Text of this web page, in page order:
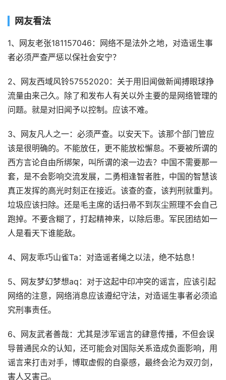
网友看法
1、网友老张181157046：网络不是法外之地，对造谣生事
者必须严查严惩以保社会安宁？
2、网友西域风铃57552020：关于用旧闻做新闻搏眼球挣
流量由来己久。除了和发布人有关以外主要的是网络管理的
问题。就是对旧闻予以控制。应该不难。
3、网友凡人之一：必须严查。以安天下。该那个部门管应
该是很明确的。不能放仼，更不能放松懈怠。不要被所谓的
西方言论自由所绑架，叫所谓的滚一边去？中国不需要那一
套，是不会影响交流发展，二勇相逢智者胜，中国的智慧该
真正发挥的高光时刻正在接近。该查的查，该判刑就重判。
垃圾应该扫除。还是毛主席的话扫帚不到灰尘照理不会自己
跑掉。不要含糊了，打起精神来，以除后患。军民团结如一
人是看天下谁能敌。
4、网友乖巧山雀Ta：对造谣者绳之以法，绝不姑息！
5、网友梦幻梦想aq：对于这起中印冲突的谣言，应该引起
网络的注意，网络消息应该遵纪守法，对造谣生事者必须追
究刑事责任。
6、网友武者善哉：尤其是涉军谣言的肆意传播，不但会误
导普通民众的认知，还可能会对国际关系造成负面影响，用
谣言来打击对手，博取虚假的自豪感，最终会沦为双刃剑，
害人又害己。